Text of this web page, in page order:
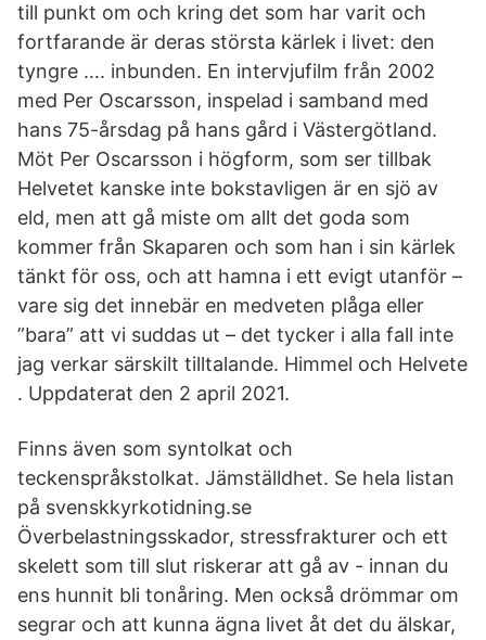
till punkt om och kring det som har varit och
fortfarande är deras största kärlek i livet: den
tyngre …. inbunden. En intervjufilm från 2002
med Per Oscarsson, inspelad i samband med
hans 75-årsdag på hans gård i Västergötland.
Möt Per Oscarsson i högform, som ser tillbak
Helvetet kanske inte bokstavligen är en sjö av
eld, men att gå miste om allt det goda som
kommer från Skaparen och som han i sin kärlek
tänkt för oss, och att hamna i ett evigt utanför –
vare sig det innebär en medveten plåga eller
”bara” att vi suddas ut – det tycker i alla fall inte
jag verkar särskilt tilltalande. Himmel och Helvete
. Uppdaterat den 2 april 2021.
Finns även som syntolkat och
teckenspråkstolkat. Jämställdhet. Se hela listan
på svenskkyrkotidning.se
Överbelastningsskador, stressfrakturer och ett
skelett som till slut riskerar att gå av - innan du
ens hunnit bli tonåring. Men också drömmar om
segrar och att kunna ägna livet åt det du älskar,